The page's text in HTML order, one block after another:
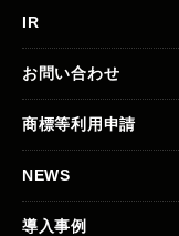
IR
お問い合わせ
商標等利用申請
NEWS
導入事例